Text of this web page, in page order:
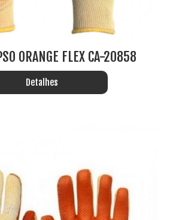
ORANGE FLEX CA-20858
Detalhes